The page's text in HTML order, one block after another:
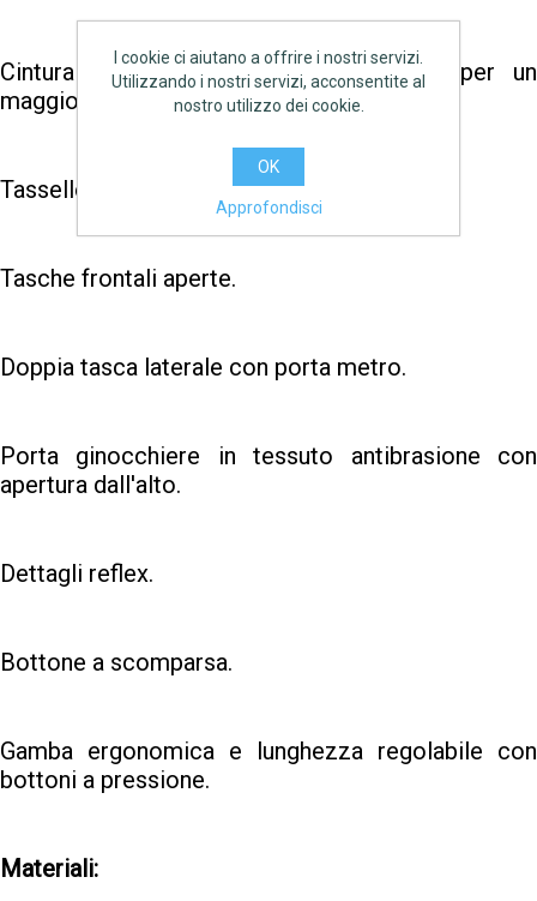
Cintura sagomata con elastico ai lati per un
maggior confort.
Tassello sul cavallo per favorire la mobilità.
Tasche frontali aperte.
Doppia tasca laterale con porta metro.
Porta ginocchiere in tessuto antibrasione con
apertura dall'alto.
Dettagli reflex.
Bottone a scomparsa.
Gamba ergonomica e lunghezza regolabile con
bottoni a pressione.
Materiali:
I cookie ci aiutano a offrire i nostri servizi.
Utilizzando i nostri servizi, acconsentite al
nostro utilizzo dei cookie.
OK
Approfondisci